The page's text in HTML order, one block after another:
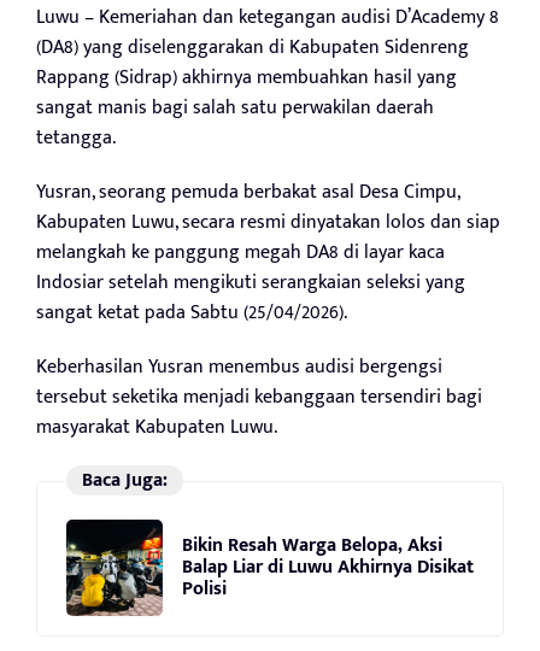
Luwu – Kemeriahan dan ketegangan audisi D’Academy 8
(DA8) yang diselenggarakan di Kabupaten Sidenreng
Rappang (Sidrap) akhirnya membuahkan hasil yang
sangat manis bagi salah satu perwakilan daerah
tetangga.
Yusran, seorang pemuda berbakat asal Desa Cimpu,
Kabupaten Luwu, secara resmi dinyatakan lolos dan siap
melangkah ke panggung megah DA8 di layar kaca
Indosiar setelah mengikuti serangkaian seleksi yang
sangat ketat pada Sabtu (25/04/2026).
Keberhasilan Yusran menembus audisi bergengsi
tersebut seketika menjadi kebanggaan tersendiri bagi
masyarakat Kabupaten Luwu.
Baca Juga:
Bikin Resah Warga Belopa, Aksi
Balap Liar di Luwu Akhirnya Disikat
Polisi